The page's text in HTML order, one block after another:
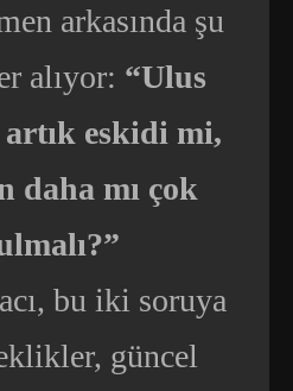
arkasında şu
alıyor: “Ulus
eskidi mi,
daha mı çok
bu iki soruya
güncel